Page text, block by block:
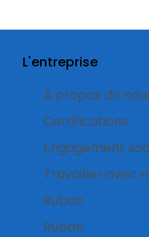
L'entreprise
À propos de
Certifications
Engagement
Travailler avec
Ruban
Ruban